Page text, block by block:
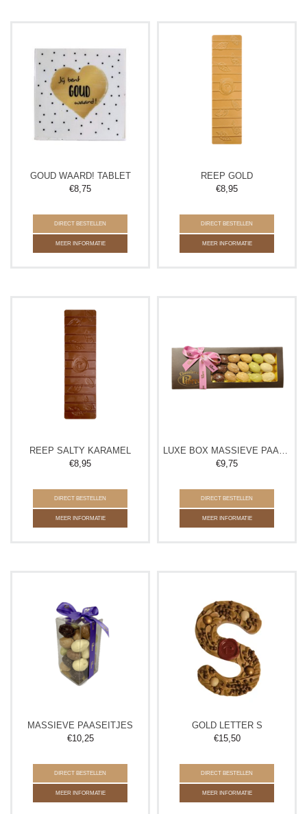
GOUD WAARD! TABLET
€8,75
DIRECT BESTELLEN
MEER INFORMATIE
REEP GOLD
€8,95
DIRECT BESTELLEN
MEER INFORMATIE
REEP SALTY KARAMEL
€8,95
DIRECT BESTELLEN
MEER INFORMATIE
LUXE BOX MASSIEVE PAASEITJES
€9,75
DIRECT BESTELLEN
MEER INFORMATIE
MASSIEVE PAASEITJES
€10,25
DIRECT BESTELLEN
MEER INFORMATIE
GOLD LETTER S
€15,50
DIRECT BESTELLEN
MEER INFORMATIE